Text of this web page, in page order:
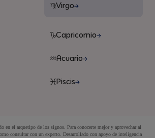
Virgo
Capricornio
Acuario
Piscis
en el arquetipo de los signos. Para conocerte mejor y aprovechar al
consultar con un experto. Desarrollado con apoyo de inteligencia